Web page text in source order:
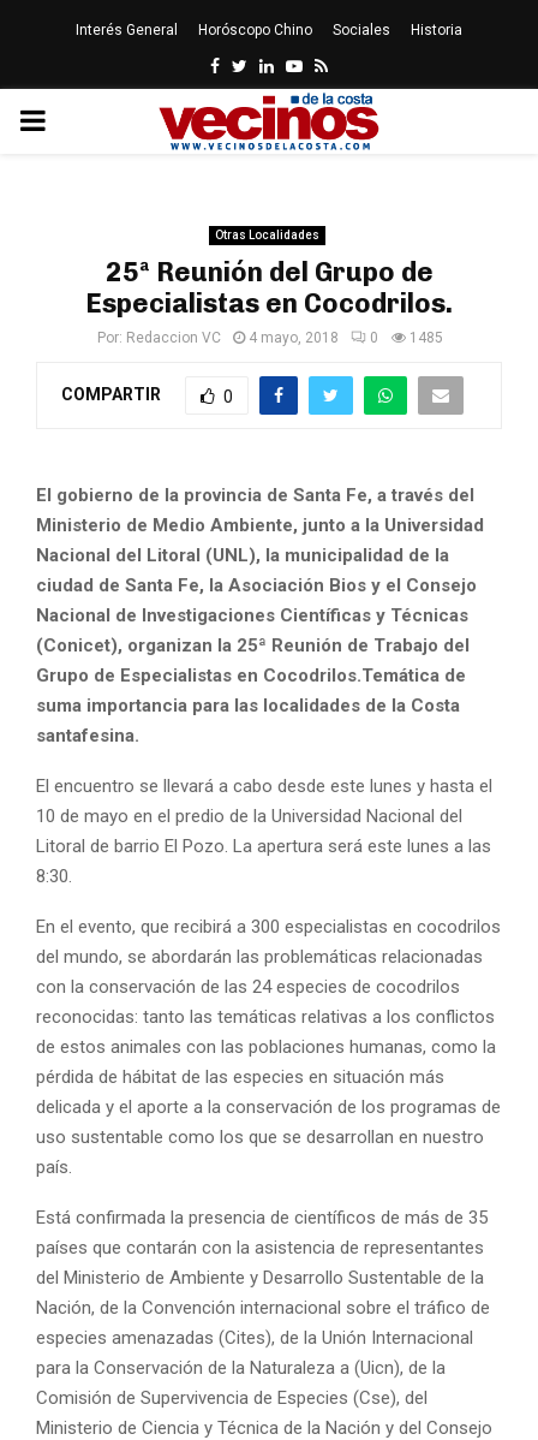
Interés General Horóscopo Chino Sociales Historia
Facebook
Twitter
LinkedinYoutube
Rss
PRIMARY
Otras Localidades
25ª Reunión del Grupo de
Especialistas en Cocodrilos.
Por: Redaccion VC 4 mayo, 2018 0 1485
COMPARTIR 0
El gobierno de la provincia de Santa Fe, a través del
Ministerio de Medio Ambiente, junto a la Universidad
Nacional del Litoral (UNL), la municipalidad de la
ciudad de Santa Fe, la Asociación Bios y el Consejo
Nacional de Investigaciones Científicas y Técnicas
(Conicet), organizan la 25ª Reunión de Trabajo del
Grupo de Especialistas en Cocodrilos.Temática de
suma importancia para las localidades de la Costa
santafesina.
El encuentro se llevará a cabo desde este lunes y hasta el
10 de mayo en el predio de la Universidad Nacional del
Litoral de barrio El Pozo. La apertura será este lunes a las
8:30.
En el evento, que recibirá a 300 especialistas en cocodrilos
del mundo, se abordarán las problemáticas relacionadas
con la conservación de las 24 especies de cocodrilos
reconocidas: tanto las temáticas relativas a los conflictos
de estos animales con las poblaciones humanas, como la
pérdida de hábitat de las especies en situación más
delicada y el aporte a la conservación de los programas de
uso sustentable como los que se desarrollan en nuestro
país.
Está confirmada la presencia de científicos de más de 35
países que contarán con la asistencia de representantes
del Ministerio de Ambiente y Desarrollo Sustentable de la
Nación, de la Convención internacional sobre el tráfico de
especies amenazadas (Cites), de la Unión Internacional
para la Conservación de la Naturaleza a (Uicn), de la
Comisión de Supervivencia de Especies (Cse), del
Ministerio de Ciencia y Técnica de la Nación y del Consejo